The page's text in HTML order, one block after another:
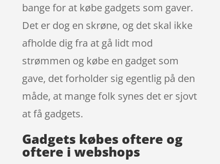
bange for at købe gadgets som gaver.
Det er dog en skrøne, og det skal ikke
afholde dig fra at gå lidt mod
strømmen og købe en gadget som
gave, det forholder sig egentlig på den
måde, at mange folk synes det er sjovt
at få gadgets.
Gadgets købes oftere og
oftere i webshops